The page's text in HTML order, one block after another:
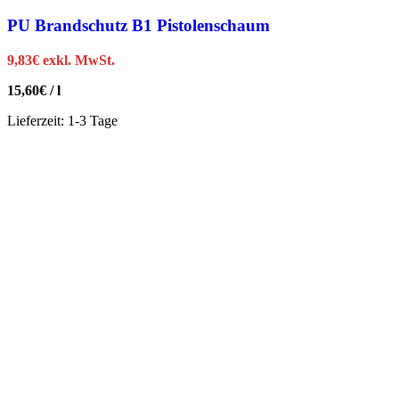
PU Brandschutz B1 Pistolenschaum
9,83€ exkl. MwSt.
15,60€ /l
Lieferzeit: 1-3 Tage